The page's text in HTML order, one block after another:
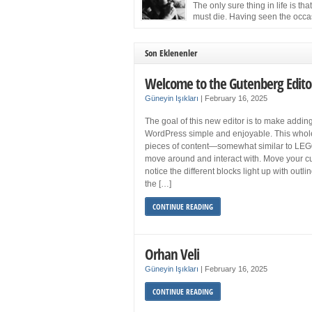
and still feel fatigued when your […]
The only sure thing in life is that
must die. Having seen the
the Cuban Revolution would succumb to that
Son Eklenenler
Welcome to the Gutenberg
Güneyin Işıkları February 16, 2025
The goal of this new editor is to make
WordPress simple and enjoyable. This
pieces of content—somewhat similar to
move around and interact with. Move your
notice the different blocks light up with
the […]
CONTINUE READING
Orhan Veli
Güneyin Işıkları February 16, 2025
CONTINUE READING